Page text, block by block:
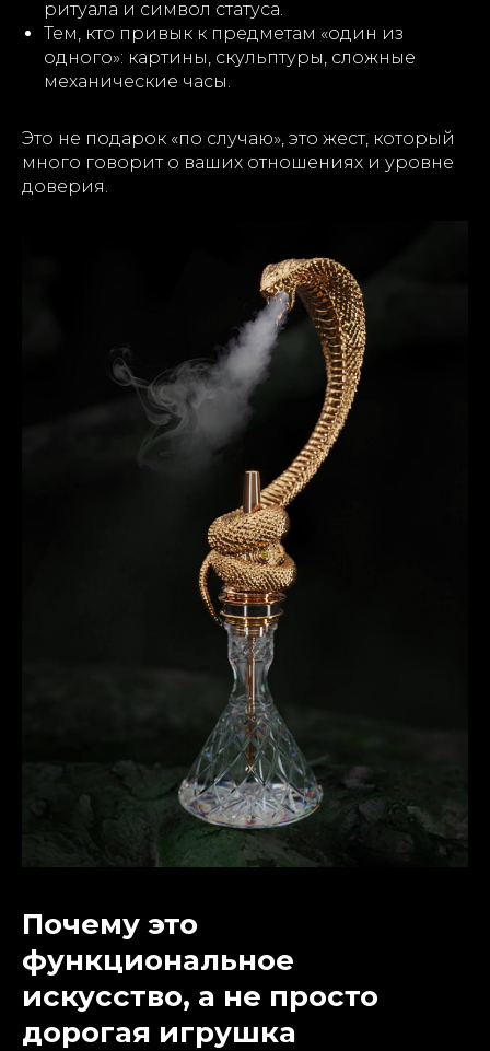
ритуала и символ статуса.
Тем, кто привык к предметам «один из
одного»: картины, скульптуры, сложные
механические часы.
Это не подарок «по случаю», это жест, который
много говорит о ваших отношениях и уровне
доверия.
Почему это
функциональное
искусство, а не просто
дорогая игрушка